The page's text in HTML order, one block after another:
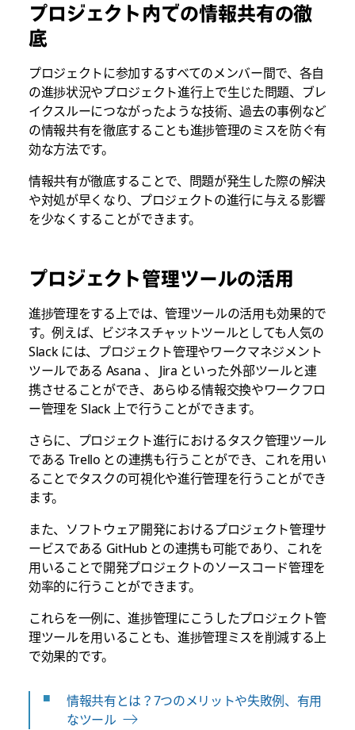
プロジェクト内での情報共有の徹
底
プロジェクトに参加するすべてのメンバー間で、各自
の進捗状況やプロジェクト進行上で生じた問題、ブレ
イクスルーにつながったような技術、過去の事例など
の情報共有を徹底することも進捗管理のミスを防ぐ有
効な方法です。
情報共有が徹底することで、問題が発生した際の解決
や対処が早くなり、プロジェクトの進行に与える影響
を少なくすることができます。
プロジェクト管理ツールの活用
進捗管理をする上では、管理ツールの活用も効果的で
す。例えば、ビジネスチャットツールとしても人気の
Slack には、プロジェクト管理やワークマネジメント
ツールである Asana 、 Jira といった外部ツールと連
携させることができ、あらゆる情報交換やワークフロ
ー管理を Slack 上で行うことができます。
さらに、プロジェクト進行におけるタスク管理ツール
である Trello との連携も行うことができ、これを用い
ることでタスクの可視化や進行管理を行うことができ
ます。
また、ソフトウェア開発におけるプロジェクト管理サ
ービスである GitHub との連携も可能であり、これを
用いることで開発プロジェクトのソースコード管理を
効率的に行うことができます。
これらを一例に、進捗管理にこうしたプロジェクト管
理ツールを用いることも、進捗管理ミスを削減する上
で効果的です。
情報共有とは？7つのメリットや失敗例、有用
なツール